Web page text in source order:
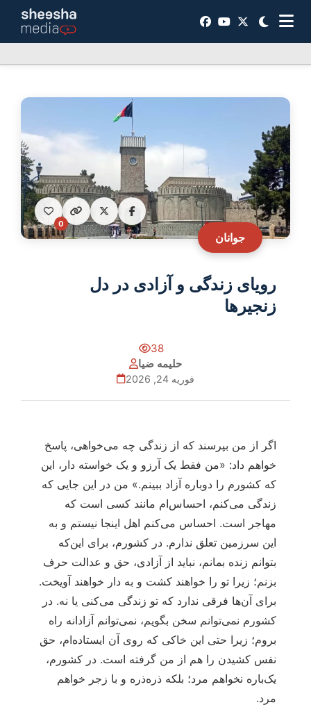
جوانان
0
رویای زندگی و آزادی در دل
زنجیرها
38
حلیمه ضیا
فوریه 24, 2026
اگر از من بپرسند که از زندگی چه می‌خواهی، پاسخ
خواهم داد: «من فقط یک آرزو و یک خواسته دار، این
که کشورم را دوباره آزاد ببینم.» من در این جایی که
زندگی می‌کنم، احساس‌ام مانند کسی است که
مهاجر است. احساس می‌کنم اهل اینجا نیستم و به
این سرزمین تعلق ندارم. در کشورم، برای این‌که
بتوانم زنده بمانم، نباید از آزادی، حق و عدالت حرف
بزنم؛ زیرا تو را خواهند کشت و به دار خواهند آویخت.
برای آن‌ها فرقی ندارد که تو زندگی می‌کنی یا نه. در
کشورم نمی‌توانم سخن بگویم، نمی‌توانم آزادانه راه
بروم؛ زیرا حتی این خاکی که روی آن ایستاده‌ام، حق
نفس کشیدن را هم از من گرفته است. در کشورم،
یک‌باره نخواهم مرد؛ بلکه ذره‌ذره و با زجر خواهم
مرد.